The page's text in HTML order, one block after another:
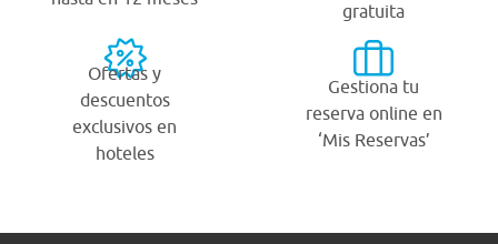
gratuita
Ofertas y
descuentos
exclusivos en
hoteles
Gestiona tu
reserva online en
‘Mis Reservas’